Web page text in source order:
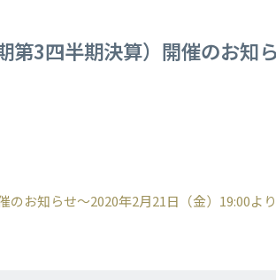
第3四半期決算）開催のお知
お知らせ～2020年2月21日（金）19:00よ